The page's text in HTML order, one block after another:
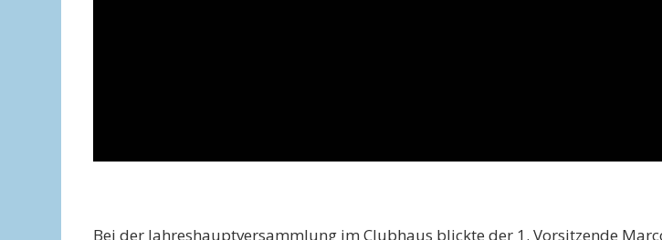
Bei der Jahreshauptversammlung im Clubhaus blickte der 1. Vorsitzende